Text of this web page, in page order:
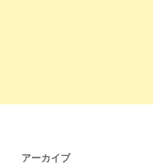
アーカイブ